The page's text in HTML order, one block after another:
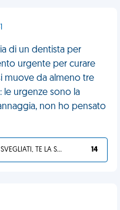
di un dentista per
urgente per curare
muove da almeno tre
le urgenze sono la
non ho pensato
SVEGLIATI, TE LA SEI CERCATA! 14